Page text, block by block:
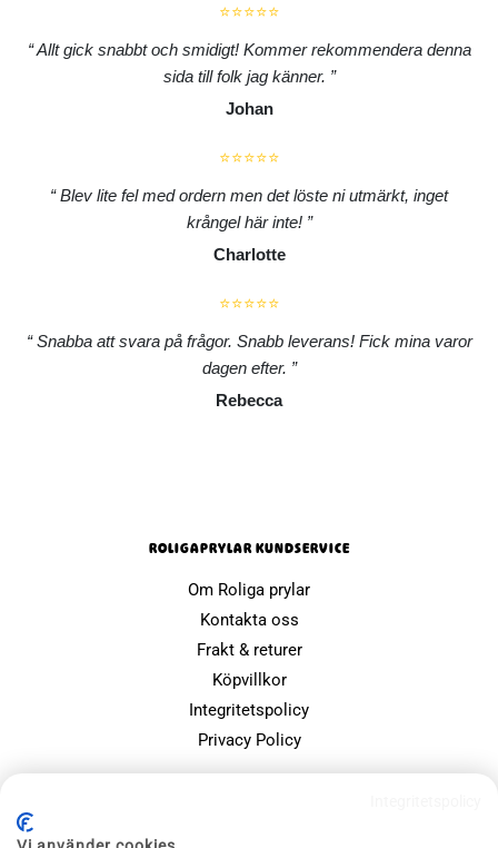
⭐⭐⭐⭐⭐
Allt gick snabbt och smidigt! Kommer rekommendera denna
sida till folk jag känner.
Johan
⭐⭐⭐⭐⭐
Blev lite fel med ordern men det löste ni utmärkt, inget
krångel här inte!
Charlotte
⭐⭐⭐⭐⭐
Snabba att svara på frågor. Snabb leverans! Fick mina varor
dagen efter.
Rebecca
ROLIGAPRYLAR KUNDSERVICE
Om Roliga prylar
Kontakta oss
Frakt & returer
Köpvillkor
Integritetspolicy
Privacy Policy